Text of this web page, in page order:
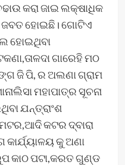
କରା ଜାଇ ଲକ୍ଷାଧିକ
ହୋଇଛି। ଗୋଟିଏ
ହୋଇଥିବା
ଗାରେହି ମଠ
ଜି ପି, ର ଅଲଣା ଗ୍ରାମ
ମହାପାତ୍ର ସୂଚନା
ଯନ୍ତ୍ରାଂଶ
କଟର ଦ୍ବାରା
କୁ ଅଣା
କାଠ ପଟା,କରତ ଗୁଣ୍ଡ